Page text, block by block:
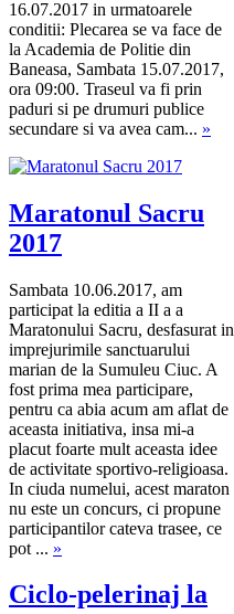
16.07.2017 in urmatoarele
conditii: Plecarea se va face de
la Academia de Politie din
Baneasa, Sambata 15.07.2017,
ora 09:00. Traseul va fi prin
paduri si pe drumuri publice
secundare si va avea cam... »
Maratonul Sacru
2017
Sambata 10.06.2017, am
participat la editia a II a a
Maratonului Sacru, desfasurat in
imprejurimile sanctuarului
marian de la Sumuleu Ciuc. A
fost prima mea participare,
pentru ca abia acum am aflat de
aceasta initiativa, insa mi-a
placut foarte mult aceasta idee
de activitate sportivo-religioasa.
In ciuda numelui, acest maraton
nu este un concurs, ci propune
participantilor cateva trasee, ce
pot ... »
Ciclo-pelerinaj la